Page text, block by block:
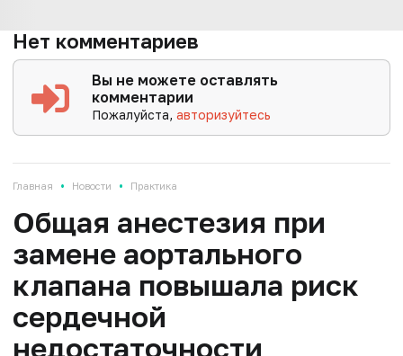
Нет комментариев
Вы не можете оставлять
комментарии
Пожалуйста,авторизуйтесь
Главная • Новости • Практика
Общая анестезия при
замене аортального
клапана повышала риск
сердечной
недостаточности